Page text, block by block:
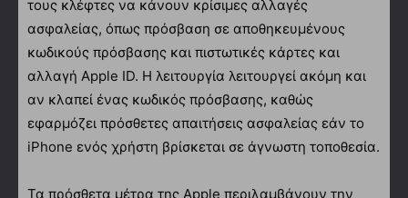
τους κλέφτες να κάνουν κρίσιμες αλλαγές
ασφαλείας, όπως πρόσβαση σε αποθηκευμένους
κωδικούς πρόσβασης και πιστωτικές κάρτες και
αλλαγή Apple ID. Η λειτουργία λειτουργεί ακόμη και
αν κλαπεί ένας κωδικός πρόσβασης, καθώς
εφαρμόζει πρόσθετες απαιτήσεις ασφαλείας εάν το
iPhone ενός χρήστη βρίσκεται σε άγνωστη τοποθεσία.
Τα πρόσθετα μέτρα της Apple περιλαμβάνουν την